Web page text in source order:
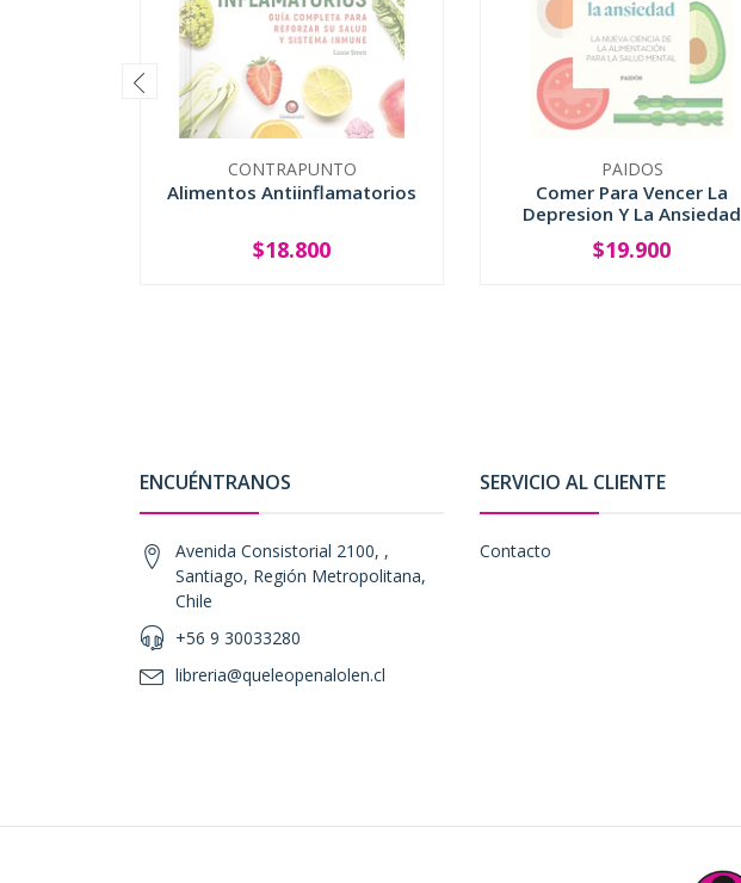
CONTRAPUNTO
Alimentos Antiinflamatorios
SOLD OUT
$18.800
PAIDOS
Comer Para Vencer La
Depresion Y La Ansiedad
SOLD OUT
$19.900
ENCUÉNTRANOS
Avenida Consistorial 2100, ,
Santiago, Región Metropolitana,
Chile
+56 9 30033280
libreria@queleopenalolen.cl
SERVICIO AL CLIENTE
Contacto